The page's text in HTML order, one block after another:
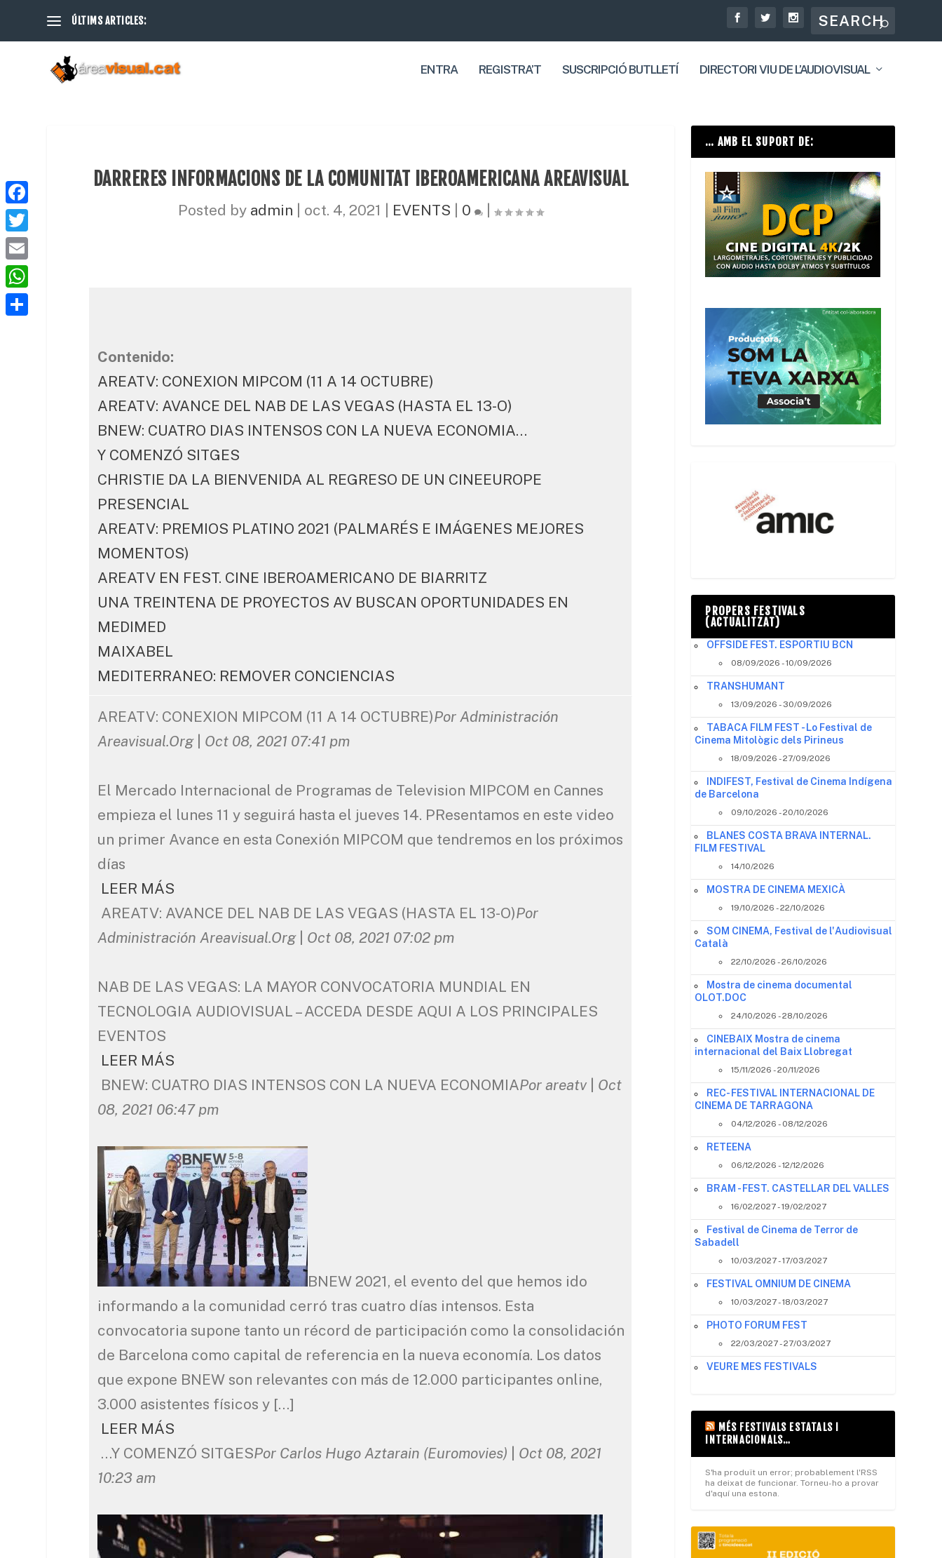
ÚLTIMS ARTICLES:
ENTRA REGISTRA’T SUSCRIPCIÓ BUTLLETÍ DIRECTORI VIU DE L’AUDIOVISUAL
DARRERES INFORMACIONS DE LA COMUNITAT IBEROAMERICANA AREAVISUAL
Posted by admin oct. 4, 2021 EVENTS 0 |
Contenido:
AREATV: CONEXION MIPCOM (11 A 14 OCTUBRE)
AREATV: AVANCE DEL NAB DE LAS VEGAS (HASTA EL 13-O)
BNEW: CUATRO DIAS INTENSOS CON LA NUEVA ECONOMIA…
Y COMENZÓ SITGES
CHRISTIE DA LA BIENVENIDA AL REGRESO DE UN CINEEUROPE
PRESENCIAL
AREATV: PREMIOS PLATINO 2021 (PALMARÉS E IMÁGENES MEJORES
MOMENTOS)
AREATV EN FEST. CINE IBEROAMERICANO DE BIARRITZ
UNA TREINTENA DE PROYECTOS AV BUSCAN OPORTUNIDADES EN
MEDIMED
MAIXABEL
MEDITERRANEO: REMOVER CONCIENCIAS
AREATV: CONEXION MIPCOM (11 A 14 OCTUBRE)Por Administración
Areavisual.Org
Oct 08, 2021 07:41 pm
El Mercado Internacional de Programas de Television MIPCOM en Cannes
empieza el lunes 11 y seguirá hasta el jueves 14. PResentamos en este video
un primer Avance en esta Conexión MIPCOM que tendremos en los próximos
días
LEER MÁS
AREATV: AVANCE DEL NAB DE LAS VEGAS (HASTA EL 13-O)Por
Administración Areavisual.Org
Oct 08, 2021 07:02 pm
NAB DE LAS VEGAS: LA MAYOR CONVOCATORIA MUNDIAL EN
TECNOLOGIA AUDIOVISUAL – ACCEDA DESDE AQUI A LOS PRINCIPALES
EVENTOS
LEER MÁS
BNEW: CUATRO DIAS INTENSOS CON LA NUEVA ECONOMIAPor areatv
Oct
08, 2021 06:47 pm
BNEW 2021, el evento del que hemos ido
informando a la comunidad cerró tras cuatro días intensos. Esta
convocatoria supone tanto un récord de participación como la consolidación
de Barcelona como capital de referencia en la nueva economía. Los datos
que expone BNEW son relevantes con más de 12.000 participantes online,
3.000 asistentes físicos y […]
LEER MÁS
…Y COMENZÓ SITGESPor Carlos Hugo Aztarain (Euromovies)
Oct 08, 2021
10:23 am
… AMB EL SUPORT DE:
PROPERS FESTIVALS
(ACTUALITZAT)
OFFSIDE FEST. ESPORTIU BCN
08/09/2026 - 10/09/2026
TRANSHUMANT
13/09/2026 - 30/09/2026
TABACA FILM FEST - Lo Festival de
Cinema Mitològic dels Pirineus
18/09/2026 - 27/09/2026
INDIFEST, Festival de Cinema Indígena
de Barcelona
09/10/2026 - 20/10/2026
BLANES COSTA BRAVA INTERNAL.
FILM FESTIVAL
14/10/2026
MOSTRA DE CINEMA MEXICÀ
19/10/2026 - 22/10/2026
SOM CINEMA, Festival de l'Audiovisual
Català
22/10/2026 - 26/10/2026
Mostra de cinema documental
OLOT.DOC
24/10/2026 - 28/10/2026
CINEBAIX Mostra de cinema
internacional del Baix Llobregat
15/11/2026 - 20/11/2026
REC- FESTIVAL INTERNACIONAL DE
CINEMA DE TARRAGONA
04/12/2026 - 08/12/2026
RETEENA
06/12/2026 - 12/12/2026
BRAM - FEST. CASTELLAR DEL VALLES
16/02/2027 - 19/02/2027
Festival de Cinema de Terror de
Sabadell
10/03/2027 - 17/03/2027
FESTIVAL OMNIUM DE CINEMA
10/03/2027 - 18/03/2027
PHOTO FORUM FEST
22/03/2027 - 27/03/2027
VEURE MES FESTIVALS
MÉS FESTIVALS ESTATALS I
INTERNACIONALS…
S'ha produït un error; probablement l'RSS
ha deixat de funcionar. Torneu-ho a provar
d'aquí una estona.
F
a
c
e
b
T
w
i
t
E
m
a
W
h